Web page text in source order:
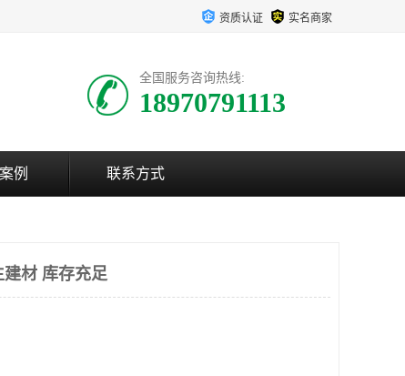
资质认证 实名商家
全国服务咨询热线:
18970791113
例 联系方式
材 库存充足